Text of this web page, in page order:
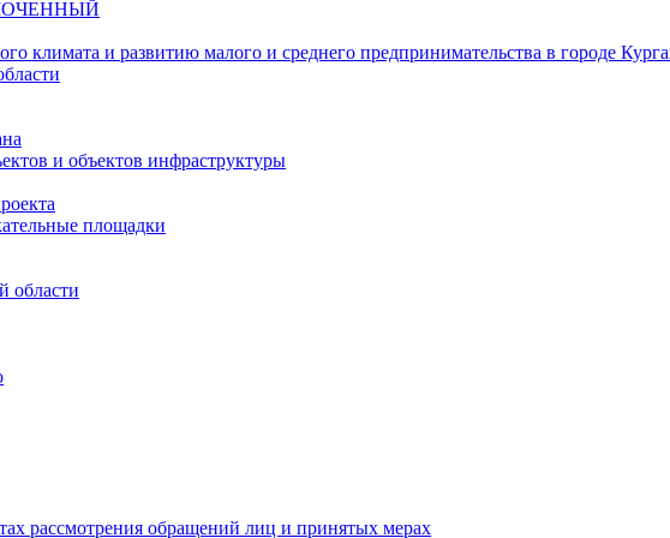
климата и развитию малого и среднего предпринимательства в городе
и объектов инфраструктуры
площадки
области
рассмотрения обращений лиц и принятых мерах